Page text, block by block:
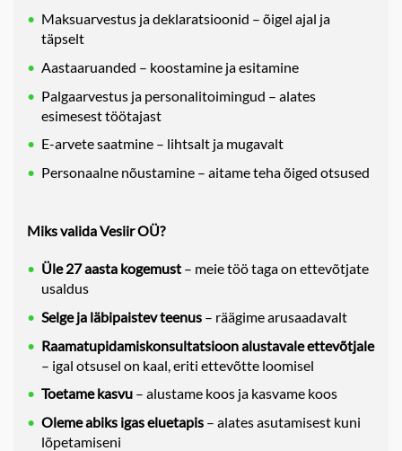
Maksuarvestus ja deklaratsioonid – õigel ajal ja
täpselt
Aastaaruanded – koostamine ja esitamine
Palgaarvestus ja personalitoimingud – alates
esimesest töötajast
E-arvete saatmine – lihtsalt ja mugavalt
Personaalne nõustamine – aitame teha õiged otsused
Miks valida Vesiir OÜ?
Üle 27 aasta kogemust – meie töö taga on ettevõtjate
usaldus
Selge ja läbipaistev teenus – räägime arusaadavalt
Raamatupidamiskonsultatsioon alustavale ettevõtjale
– igal otsusel on kaal, eriti ettevõtte loomisel
Toetame kasvu – alustame koos ja kasvame koos
Oleme abiks igas eluetapis – alates asutamisest kuni
lõpetamiseni